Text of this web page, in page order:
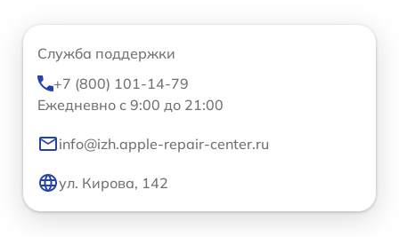
Служба поддержки
+7 (800) 101-14-79
Ежедневно с 9:00 до 21:00
info@izh.apple-repair-center.ru
ул. Кирова, 142